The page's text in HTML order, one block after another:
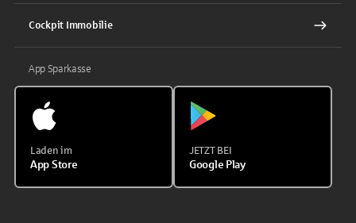
Cockpit Immobilie
App Sparkasse
Laden im
App Store
JETZT BEI
Google Play